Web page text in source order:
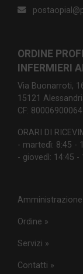
ORDINE
INFERMIERI
Via Buonarroti,
15121
CF: 80006900064
ORARI DI
- martedì: 8:45 -
- giovedì: 14:45 -
Ordine »
Servizi »
Contatti »